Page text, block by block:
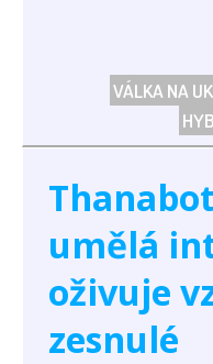
VÁLKA NA
umělá
oživuje
zesnulé